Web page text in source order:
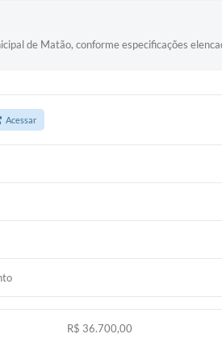
de Matão, conforme especificações
Acessar
R$ 36.700,00